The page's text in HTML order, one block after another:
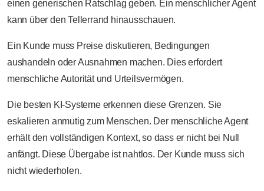
einen generischen Ratschlag geben. Ein menschlicher Agent
kann über den Tellerrand hinausschauen.
Ein Kunde muss Preise diskutieren, Bedingungen
aushandeln oder Ausnahmen machen. Dies erfordert
menschliche Autorität und Urteilsvermögen.
Die besten KI-Systeme erkennen diese Grenzen. Sie
eskalieren anmutig zum Menschen. Der menschliche Agent
erhält den vollständigen Kontext, so dass er nicht bei Null
anfängt. Diese Übergabe ist nahtlos. Der Kunde muss sich
nicht wiederholen.